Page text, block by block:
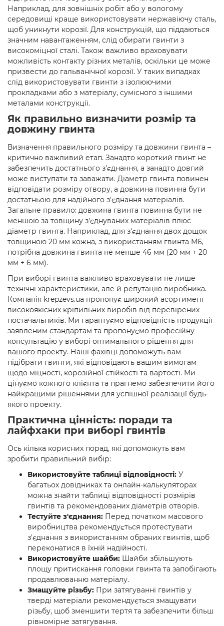
Наприклад, для зовнішніх робіт або у вологому
середовищі краще використовувати нержавіючу сталь,
щоб уникнути корозії. Для конструкцій, що піддаються
значним навантаженням, слід обирати гвинти з
високоміцної сталі. Також важливо враховувати
можливість контакту різних металів, оскільки це може
призвести до гальванічної корозії. У таких випадках
слід використовувати гвинти з ізолюючими
прокладками або з матеріалу, сумісного з іншими
металами конструкції.
Як правильно визначити розмір та
довжину гвинта
Визначення правильного розміру та довжини гвинта –
критично важливий етап. Занадто короткий гвинт не
забезпечить достатнього з'єднання, а занадто довгий
може виступати та заважати. Діаметр гвинта повинен
відповідати розміру отвору, а довжина повинна бути
достатньою для надійного з'єднання матеріалів.
Загальне правило: довжина гвинта повинна бути не
меншою за товщину з'єднуваних матеріалів плюс
діаметр гвинта. Наприклад, для з'єднання двох дощок
товщиною 20 мм кожна, з використанням гвинта М6,
потрібна довжина гвинта не менше 46 мм (20 мм + 20
мм + 6 мм).
При виборі гвинта важливо враховувати не лише
технічні характеристики, але й репутацію виробника.
Компанія krepzevs.ua пропонує широкий асортимент
високоякісних кріпильних виробів від перевірених
постачальників. Ми гарантуємо відповідність продукції
заявленим стандартам та пропонуємо професійну
консультацію у виборі оптимального рішення для
вашого проекту. Наші фахівці допоможуть вам
підібрати гвинти, які відповідають вашим вимогам
щодо міцності, корозійної стійкості та вартості. Ми
цінуємо кожного клієнта та прагнемо забезпечити його
найкращими рішеннями для успішної реалізації будь-
якого проекту.
Практична цінність: поради та
лайфхаки при виборі гвинтів
Ось кілька корисних порад, які допоможуть вам
зробити правильний вибір:
Використовуйте таблиці відповідності: У
багатьох довідниках та онлайн-калькуляторах
можна знайти таблиці відповідності розмірів
гвинтів та рекомендованих діаметрів отворів.
Тестуйте з'єднання: Перед початком масового
виробництва рекомендується протестувати
з'єднання з використанням обраних гвинтів, щоб
переконатися в їхній надійності.
Використовуйте шайби: Шайби збільшують
площу притискання головки гвинта та запобігають
продавлюванню матеріалу.
Змащуйте різьбу: При затягуванні гвинтів у
тверді матеріали рекомендується змащувати
різьбу, щоб зменшити тертя та забезпечити більш
рівномірне затягування.